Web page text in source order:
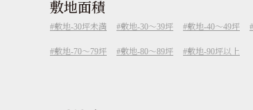
敷地面積
敷地-30坪未満 敷地-30～39坪 敷地-40～49坪
敷地-70～79坪 敷地-80～89坪 敷地-90坪以上